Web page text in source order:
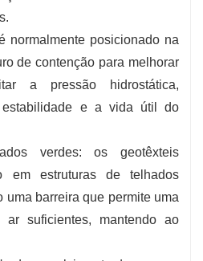
normalmente posicionado na
de contenção para melhorar
a pressão hidrostática,
estabilidade e a vida útil do
verdes: os geotêxteis
em estruturas de telhados
uma barreira que permite uma
suficientes, mantendo ao